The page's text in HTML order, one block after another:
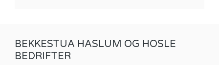
BEKKESTUA HASLUM OG HOSLE
BEDRIFTER